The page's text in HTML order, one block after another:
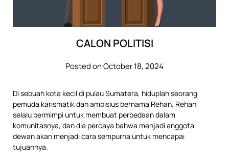
CALON POLITISI
Posted on October 18, 2024
Di sebuah kota kecil di pulau Sumatera, hiduplah seorang
pemuda karismatik dan ambisius bernama Rehan. Rehan
selalu bermimpi untuk membuat perbedaan dalam
komunitasnya, dan dia percaya bahwa menjadi anggota
dewan akan menjadi cara sempurna untuk mencapai
tujuannya.